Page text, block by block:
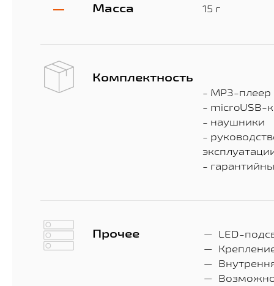
Масса 15 г
Комплектность
- МР3-плеер
- microUSB-
- наушники
-
-
Прочее
LED-